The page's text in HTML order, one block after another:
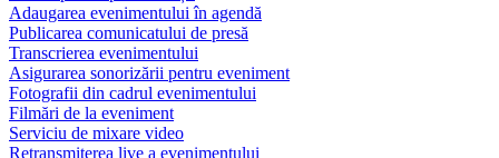
Adaugarea evenimentului în agendă
Publicarea comunicatului de presă
Transcrierea evenimentului
Asigurarea sonorizării pentru eveniment
Fotografii din cadrul evenimentului
Filmări de la eveniment
Serviciu de mixare video
Retransmiterea live a evenimentului